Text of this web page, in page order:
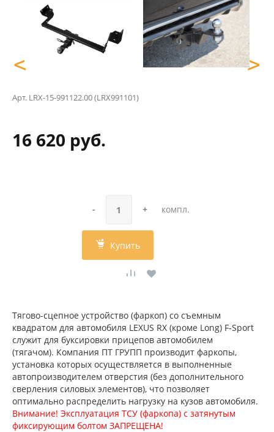
< >
Арт. LRX-15-991122.00 (LRX991101)
16 620 руб.
- + компл.
Купить
Тягово-сцепное устройство (фаркоп) со съемным
квадратом для автомобиля LEXUS RX (кроме Long) F-Sport
служит для буксировки прицепов автомобилем
(тягачом). Компания ПТ ГРУПП производит фаркопы,
установка которых осуществляется в выполненные
автопроизводителем отверстия (без дополнительного
сверления силовых элементов), что позволяет
оптимально распределить нагрузку на кузов автомобиля.
Внимание! Эксплуатация ТСУ (фаркопа) с затянутым
фиксирующим болтом ЗАПРЕЩЕНА!